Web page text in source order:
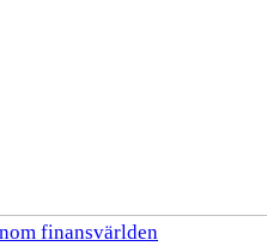
finansvärlden